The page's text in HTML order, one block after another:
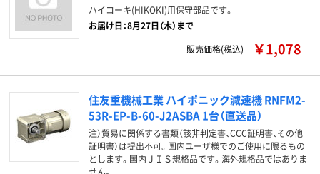
ハイコーキ(HIKOKI)用保守部品です。
お届け日：8月27日（木）まで
販売価格(税込)
￥1,078
住友重機械工業 ハイポニック減速機 RNFM2-
53R-EP-B-60-J2ASBA 1台（直送品）
注）貿易に関係する書類（該非判定書、CCC証明書、その他
証明書）は提出不可。国内ユーザ様でのご使用に限るもの
とします。国内ＪＩＳ規格品です。海外規格品ではありま
せん。